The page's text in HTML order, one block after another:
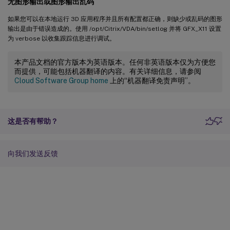
如果您可以在本地运行 3D 应用程序并且所有配置都正确，则缺少或乱码的图形
输出是由于错误造成的。使用 /opt/Citrix/VDA/bin/setlog 并将 GFX_X11 设置
为 verbose 以收集跟踪信息进行调试。
本产品文档的官方版本为英语版本。任何非英语版本仅为方便您
而提供，可能包括机器翻译的内容。有关详细信息，请参阅
Cloud Software Group home 上的“机器翻译免责声明”。
这是否有帮助？
向我们发送反馈